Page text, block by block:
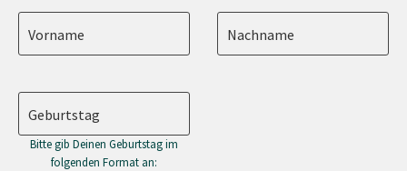
Vorname Nachname
Geburtstag
Bitte gib Deinen Geburtstag im
folgenden Format an: